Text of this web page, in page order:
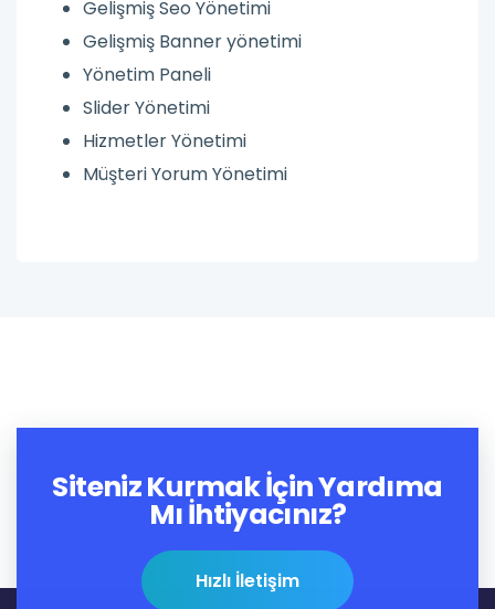
Gelişmiş Seo Yönetimi
Gelişmiş Banner yönetimi
Yönetim Paneli
Slider Yönetimi
Hizmetler Yönetimi
Müşteri Yorum Yönetimi
Siteniz Kurmak İçin Yardıma
Mı İhtiyacınız?
Hızlı İletişim